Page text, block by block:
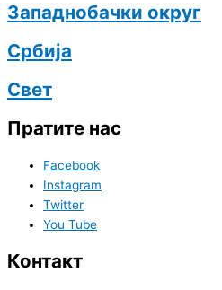
Западнобачки округ
Србија
Свет
Пратите нас
Facebook
Instagram
Twitter
You Tube
Контакт